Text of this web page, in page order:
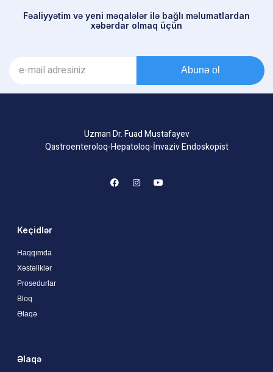
Fəaliyyətim və yeni məqalələr ilə bağlı məlumatlardan
xəbərdar olmaq üçün
Abunə ol
Uzman Dr. Fuad Mustafayev
Qastroenteroloq-Hepatoloq-İnvaziv Endoskopist
Keçidlər
Haqqımda
Xəstəliklər
Prosedurlar
Bloq
Əlaqə
Əlaqə